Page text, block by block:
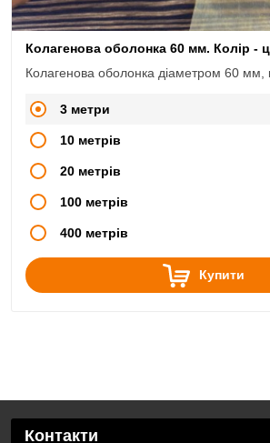
Колагенова оболонка 60 мм. Колір -
Колагенова оболонка діаметром 60 мм,
3 метри
10 метрів
20 метрів
100 метрів
400 метрів
Купити
Контакти